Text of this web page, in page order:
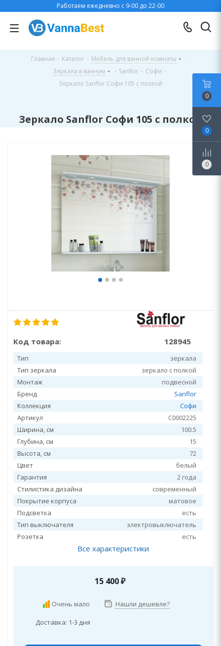
Работаем ежедневно с 9-00 до 22-00
Главная - Каталог - Мебель для ванной комнаты
-
Зеркала в ванную
- Sanflor - Софи -
Зеркало Sanflor Софи 105 с полкой
Зеркало Sanflor Софи 105 с полкой
Код товара: 128945
Тип
зеркала
Тип зеркала
зеркало с полкой
Монтаж
подвесной
Бренд
Sanflor
Коллекция
Софи
Артикул
С0002225
Ширина, см
100.5
Глубина, см
15
Высота, см
72
Цвет
белый
Гарантия
2 года
Стилистика дизайна
современный
Покрытие корпуса
матовое
Подсветка
есть
Тип выключателя
электровыключатель
Розетка
есть
Все характеристики
15 400₽
Очень мало Нашли дешевле?
Доставка: 1-3 дня
0
0
0